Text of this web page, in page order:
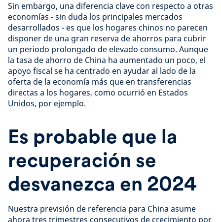
Sin embargo, una diferencia clave con respecto a otras
economías - sin duda los principales mercados
desarrollados - es que los hogares chinos no parecen
disponer de una gran reserva de ahorros para cubrir
un periodo prolongado de elevado consumo. Aunque
la tasa de ahorro de China ha aumentado un poco, el
apoyo fiscal se ha centrado en ayudar al lado de la
oferta de la economía más que en transferencias
directas a los hogares, como ocurrió en Estados
Unidos, por ejemplo.
Es probable que la
recuperación se
desvanezca en 2024
Nuestra previsión de referencia para China asume
ahora tres trimestres consecutivos de crecimiento por